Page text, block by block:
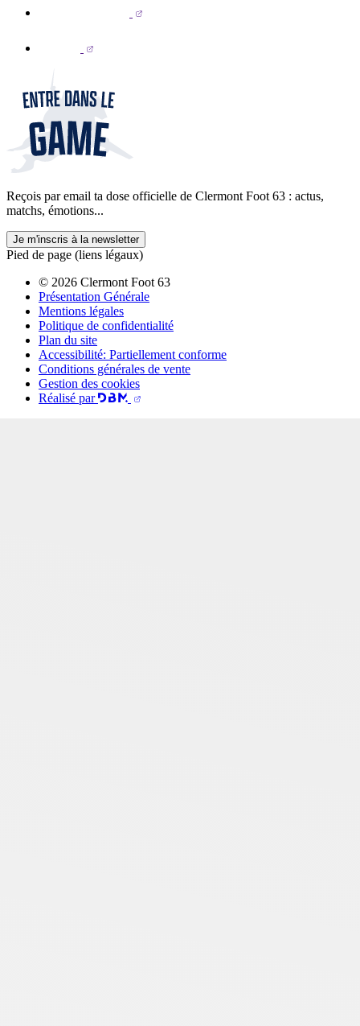
Reçois par email ta dose officielle de Clermont Foot 63 : actus,
matchs, émotions...
Je m'inscris à la newsletter
Pied de page (liens légaux)
© 2026 Clermont Foot 63
Présentation Générale
Mentions légales
Politique de confidentialité
Plan du site
Accessibilité: Partiellement conforme
Conditions générales de vente
Gestion des cookies
Réalisé par